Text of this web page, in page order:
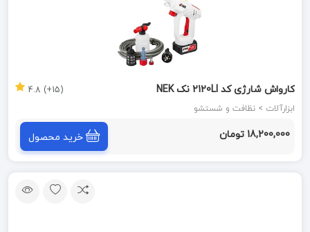
کارواش شارژی کد 2120LI نک NEK
ابزارآلات > نظافت و شستشو
(15+) 4.8
18,200,000 تومان خرید محصول